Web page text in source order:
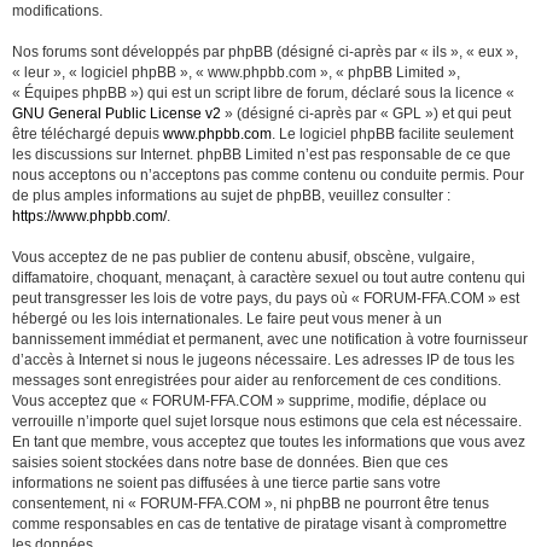
modifications.
Nos forums sont développés par phpBB (désigné ci-après par « ils », « eux »,
« leur », « logiciel phpBB », « www.phpbb.com », « phpBB Limited »,
« Équipes phpBB ») qui est un script libre de forum, déclaré sous la licence «
GNU General Public License v2 » (désigné ci-après par « GPL ») et qui peut
être téléchargé depuis www.phpbb.com . Le logiciel phpBB facilite seulement
les discussions sur Internet. phpBB Limited n’est pas responsable de ce que
nous acceptons ou n’acceptons pas comme contenu ou conduite permis. Pour
de plus amples informations au sujet de phpBB, veuillez consulter :
https://www.phpbb.com/.
Vous acceptez de ne pas publier de contenu abusif, obscène, vulgaire,
diffamatoire, choquant, menaçant, à caractère sexuel ou tout autre contenu qui
peut transgresser les lois de votre pays, du pays où « FORUM-FFA.COM » est
hébergé ou les lois internationales. Le faire peut vous mener à un
bannissement immédiat et permanent, avec une notification à votre fournisseur
d’accès à Internet si nous le jugeons nécessaire. Les adresses IP de tous les
messages sont enregistrées pour aider au renforcement de ces conditions.
Vous acceptez que « FORUM-FFA.COM » supprime, modifie, déplace ou
verrouille n’importe quel sujet lorsque nous estimons que cela est nécessaire.
En tant que membre, vous acceptez que toutes les informations que vous avez
saisies soient stockées dans notre base de données. Bien que ces
informations ne soient pas diffusées à une tierce partie sans votre
consentement, ni « FORUM-FFA.COM », ni phpBB ne pourront être tenus
comme responsables en cas de tentative de piratage visant à compromettre